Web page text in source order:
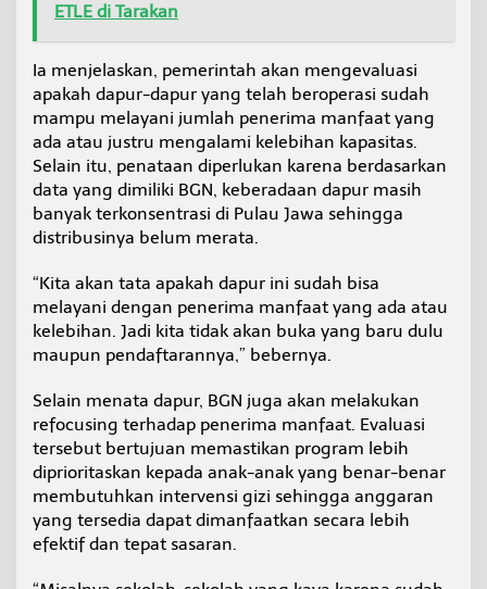
ETLE di Tarakan
Ia menjelaskan, pemerintah akan mengevaluasi
apakah dapur-dapur yang telah beroperasi sudah
mampu melayani jumlah penerima manfaat yang
ada atau justru mengalami kelebihan kapasitas.
Selain itu, penataan diperlukan karena berdasarkan
data yang dimiliki BGN, keberadaan dapur masih
banyak terkonsentrasi di Pulau Jawa sehingga
distribusinya belum merata.
“Kita akan tata apakah dapur ini sudah bisa
melayani dengan penerima manfaat yang ada atau
kelebihan. Jadi kita tidak akan buka yang baru dulu
maupun pendaftarannya,” bebernya.
Selain menata dapur, BGN juga akan melakukan
refocusing terhadap penerima manfaat. Evaluasi
tersebut bertujuan memastikan program lebih
diprioritaskan kepada anak-anak yang benar-benar
membutuhkan intervensi gizi sehingga anggaran
yang tersedia dapat dimanfaatkan secara lebih
efektif dan tepat sasaran.